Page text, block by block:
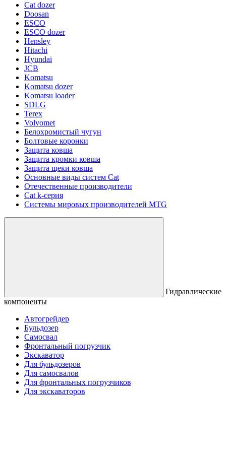
Cat dozer
Doosan
ESCO
ESCO dozer
Hensley
Hitachi
Hyundai
JCB
Komatsu
Komatsu dozer
Komatsu loader
SDLG
Terex
Volvomet
Белохромистый чугун
Болтовые коронки
Защита ковша
Защита кромки ковша
Защита щеки ковша
Основные виды систем Cat
Отечественные производители
Сat k-серия
Системы мировых производителей MTG
Гидравлические
компоненты
Автогрейдер
Бульдозер
Самосвал
Фронтальный погрузчик
Экскаватор
Для бульдозеров
Для самосвалов
Для фронтальных погрузчиков
Для экскаваторов